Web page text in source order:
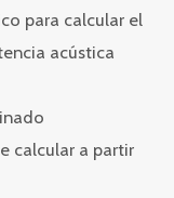
para calcular el
acústica
calcular a partir